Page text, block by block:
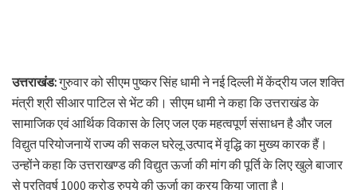
उत्तराखंड:गुरुवार को सीएम पुष्कर सिंह धामी ने नई दिल्ली में केंद्रीय जल शक्ति
मंत्री श्री सीआर पाटिल से भेंट की। सीएम धामी ने कहा कि उत्तराखंड के
सामाजिक एवं आर्थिक विकास के लिए जल एक महत्वपूर्ण संसाधन है और जल
विद्युत परियोजनायें राज्य की सकल घरेलू उत्पाद में वृद्धि का मुख्य कारक हैं।
उन्होंने कहा कि उत्तराखण्ड की विद्युत ऊर्जा की मांग की पूर्ति के लिए खुले बाजार
से प्रतिवर्ष 1000 करोड़ रुपये की ऊर्जा का क्रय किया जाता है।